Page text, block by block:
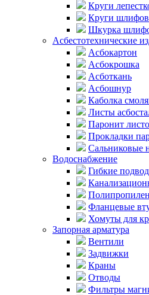
Круги
Круги
Шкурка
Асбестотехнические
Асбокартон
Асбокрошка
Асботкань
Асбошнур
Каболка
Листы
Паронит
Прокладки
Сальниковые
Водоснабжение
Гибкие
Фланцевые
Хомуты для
Запорная арматура
Вентили
Задвижки
Краны
Отводы
Фильтры